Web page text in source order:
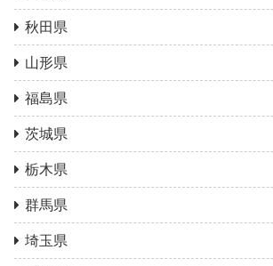
秋田県
山形県
福島県
茨城県
栃木県
群馬県
埼玉県